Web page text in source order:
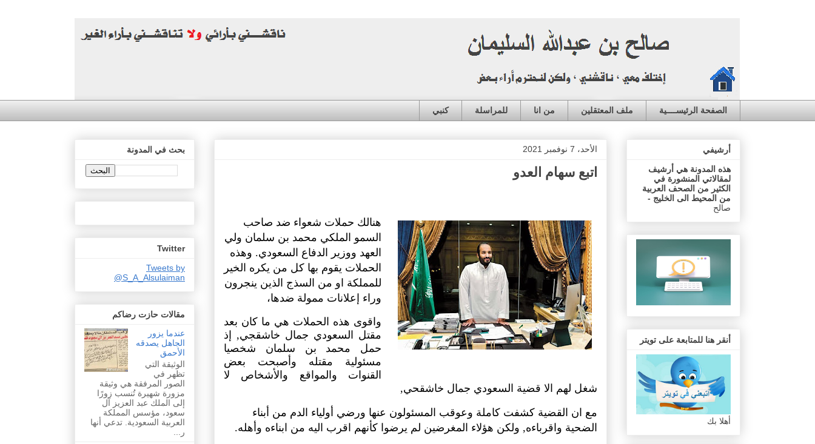
الصفحة الرئيســــية ملف المعتقلين من انا للمراسلة كنبي
الأحد، 7 نوفمبر 2021
اتبع سهام العدو
هنالك حملات شعواء ضد صاحب
السمو الملكي محمد بن سلمان ولي
العهد ووزير الدفاع السعودي. وهذه
الحملات يقوم بها كل من يكره الخير
للمملكة او من السذج الذين ينجرون
وراء إعلانات ممولة ضدها،
واقوى هذه الحملات هي ما كان بعد
مقتل السعودي جمال خاشقجي, إذ
حمل محمد بن سلمان شخصيا
مسئولية مقتله وأصبحت بعض
القنوات والمواقع والأشخاص لا
شغل لهم الا قضية السعودي جمال خاشقحي,
مع ان القضية كشفت كاملة وعوقب المسئولون عنها ورضي أولياء الدم من أبناء
الضحية واقرباءه, ولكن هؤلاء المغرضين لم يرضوا كأنهم اقرب اليه من ابناءه وأهله.
بحث في المدونة
Twitter
Tweets by
@S_A_Alsulaiman
مقالات حازت رضاكم
عندما يزور
الجاهل يصدقه
الأحمق
الوثيقة التي
تظهر في
الصور المرفقة هي وثيقة
مزورة شهيرة تُنسب زورًا
إلى الملك عبد العزيز آل
سعود، مؤسس المملكة
العربية السعودية. تدعي أنها
ر...
أرشيفي
هذه المدونة هي أرشيف
لمقالاتي المنشورة في
الكثير من الصحف العربية
من المحيط الى الخليج -
صالح
أنقر هنا للمتابعة على تويتر
أهلا بك